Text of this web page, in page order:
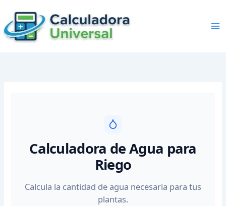
content
Calculadora de Agua para
Riego
Calcula la cantidad de agua necesaria para tus
plantas.